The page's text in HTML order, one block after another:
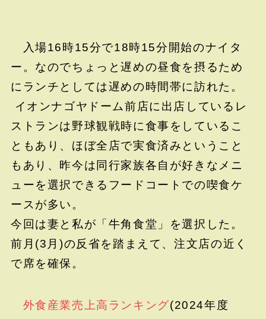
入場16時15分で18時15分開始のナイタ
ー。なのでちょっと遅めの昼食を摂るため
にランチとしては遅めの時間帯に訪れた。
イオンナゴヤドーム前店に出店しているレ
ストランは野球観戦時に食事をしているこ
ともあり、ほぼ全店で実食済みということ
もあり、昨今は同行家族各自が好きなメニ
ューを選択できるフードコートでの喫食ケ
ースが多い。
今回は妻と私が「牛角食堂」を選択した。
前月(3月)の反省を踏まえて、注文店の近く
で席を確保。
外食産業売上高ランキング(2024年度